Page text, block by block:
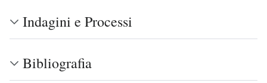
Indagini e Processi
Bibliografia